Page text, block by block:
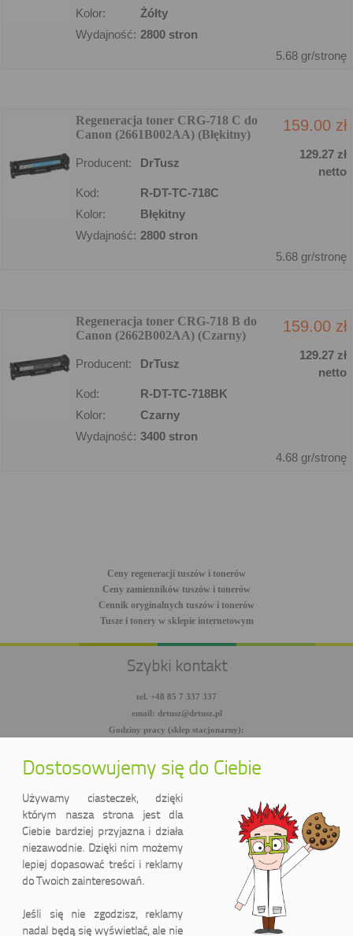
Kolor:
Żółty
Wydajność: 2800 stron
5.68 gr/stronę
Regeneracja toner CRG-718 C do
Canon (2661B002AA) (Błękitny)
159.00 zł
Producent: DrTusz
129.27 zł
netto
Kod:
R-DT-TC-718C
Kolor:
Błękitny
Wydajność: 2800 stron
5.68 gr/stronę
Regeneracja toner CRG-718 B do
Canon (2662B002AA) (Czarny)
159.00 zł
Producent: DrTusz
129.27 zł
netto
Kod:
R-DT-TC-718BK
Kolor:
Czarny
Wydajność: 3400 stron
4.68 gr/stronę
Ceny regeneracji tuszów i tonerów
Ceny zamienników tuszów i tonerów
Cennik oryginalnych tuszów i tonerów
Tusze i tonery w sklepie internetowym
Szybki kontakt
tel. +48 85 7 337 337
email: drtusz@drtusz.pl
Godziny pracy (sklep stacjonarny):
facebook.com/DrTusz
youtube.com/DrTusz
Dostosowujemy się do Ciebie
Używamy ciasteczek, dzięki
którym nasza strona jest dla
Ciebie bardziej przyjazna i działa
niezawodnie. Dzięki nim możemy
lepiej dopasować treści i reklamy
do Twoich zainteresowań.
Jeśli się nie zgodzisz, reklamy
nadal będą się wyświetlać, ale nie